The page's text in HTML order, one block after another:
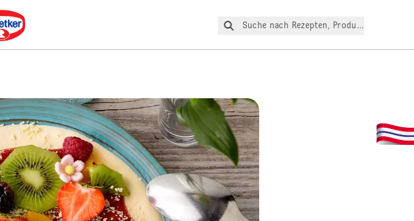
Dr. Oetker
Suche nach Rezepten, Produkte, etc.